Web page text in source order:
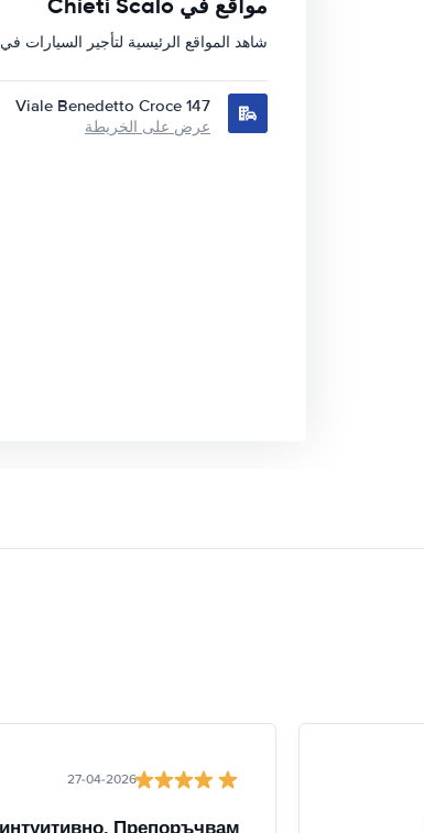
شاهد المواقع الرئيسية لتأجير السيارات في Chieti Scalo
Viale Benedetto Croce 147
عرض على الخريطة
27-04-2026